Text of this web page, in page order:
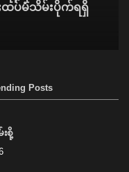
ထပ်မံသိမ်းပိုက်ရရှိ
Posts
းစို့